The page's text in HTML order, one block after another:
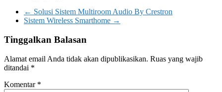
← Solusi Sistem Multiroom Audio By Crestron
Sistem Wireless Smarthome →
Tinggalkan Balasan
Alamat email Anda tidak akan dipublikasikan. Ruas yang wajib
ditandai *
Komentar *